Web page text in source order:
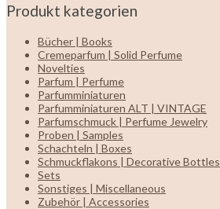
Produkt kategorien
Bücher | Books
Cremeparfum | Solid Perfume
Novelties
Parfum | Perfume
Parfumminiaturen
Parfumminiaturen ALT | VINTAGE
Parfumschmuck | Perfume Jewelry
Proben | Samples
Schachteln | Boxes
Schmuckflakons | Decorative Bottles
Sets
Sonstiges | Miscellaneous
Zubehör | Accessories